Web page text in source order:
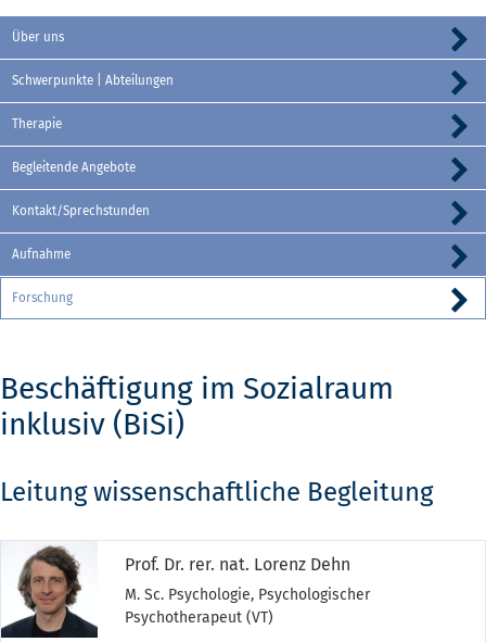
Über uns
Schwerpunkte | Abteilungen
Therapie
Begleitende Angebote
Kontakt/Sprechstunden
Aufnahme
Forschung
Beschäftigung im Sozialraum
inklusiv (BiSi)
Leitung wissenschaftliche Begleitung
Prof. Dr. rer. nat. Lorenz Dehn
M. Sc. Psychologie, Psychologischer
Psychotherapeut (VT)